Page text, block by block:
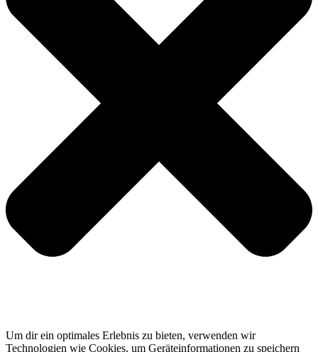
Um dir ein optimales Erlebnis zu bieten, verwenden wir
Technologien wie Cookies, um Geräteinformationen zu speichern